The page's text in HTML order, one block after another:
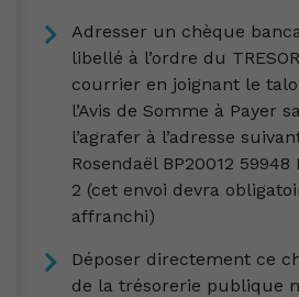
Adresser un chèque
libellé à l’ordre du
courrier en joignant le
l’Avis de Somme à Payer
l’agrafer à l’adresse
Rosendaël BP20012
2 (cet envoi devra
affranchi)
Déposer directement ce
de la trésorerie publique